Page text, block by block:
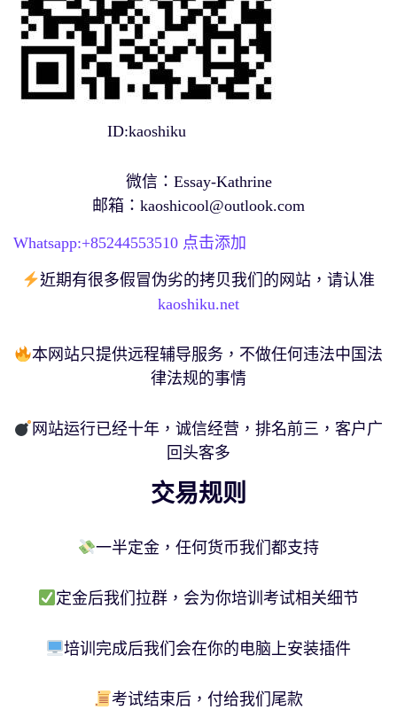
ID:kaoshiku
微信：Essay-Kathrine
邮箱： kaoshicool@outlook.com
Whatsapp:+85244553510 点击添加
近期有很多假冒伪劣的拷贝我们的网站，请认准
kaoshiku.net
本网站只提供远程辅导服务，不做任何违法中国法
律法规的事情
网站运行已经十年，诚信经营，排名前三，客户广
回头客多
交易规则
一半定金，任何货币我们都支持
定金后我们拉群，会为你培训考试相关细节
培训完成后我们会在你的电脑上安装插件
考试结束后，付给我们尾款